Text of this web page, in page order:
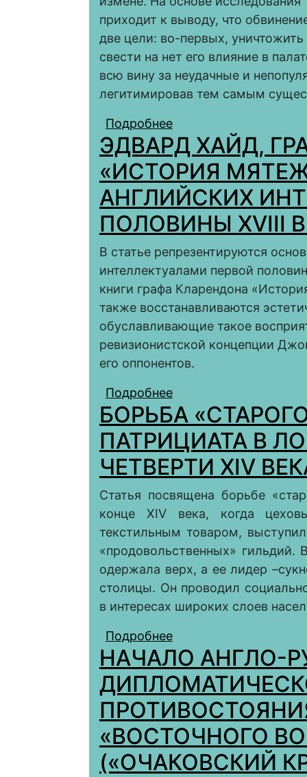
приходит к выводу, что
две цели: во-первых,
свести на нет его влияние в
всю вину за неудачные и
легитимировав тем самым
Подробнее
ПОЛИТИЧЕСКОЙ
ЭДВАРД ХАЙД,
«ИСТОРИЯ
АНГЛИЙСКИХ
ПОЛОВИНЫ XVIII
В статье репрезентируются
интеллектуалами первой
книги графа Кларендона
также восстанавливаются
обуславливающие такое
ревизионистской концепции
его оппонентов.
Подробнее
В ВОСПРИЯТИИ
ПОЛОВИНЫ XVIII В.
БОРЬБА
ПАТРИЦИАТА В
ЧЕТВЕРТИ XIV
Статья посвящена борьбе
конце XIV века, когда
текстильным товаром,
«продовольственных» гильдий.
одержала верх, а ее лидер
столицы. Он проводил
в интересах широких слоев
Подробнее
ПОСЛЕДНЕЙ
НАЧАЛО АНГЛО-
«ВОСТОЧНОГО
(«ОЧАКОВСКИЙ